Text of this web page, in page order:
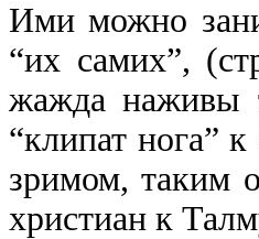
Ими можно
“их самих”,
жажда наживы
“клипат нога”
зримом, таким
христиан к